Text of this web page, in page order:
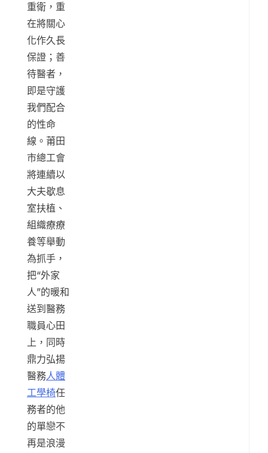
重衛，重
在將關心
化作久長
保證；善
待醫者，
即是守護
我們配合
的性命
線。莆田
市總工會
將連續以
大夫歇息
室扶植、
組織療療
養等舉動
為抓手，
把“外家
人”的暖和
送到醫務
職員心田
上，同時
鼎力弘揚
醫務人體
工學椅任
務者的他
的單戀不
再是浪漫